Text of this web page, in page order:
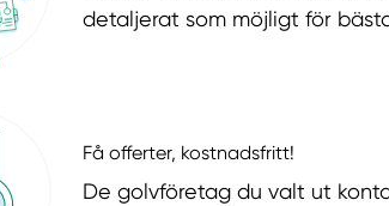
detaljerat som möjligt för
Få offerter, kostnadsfritt!
De golvföretag du valt ut